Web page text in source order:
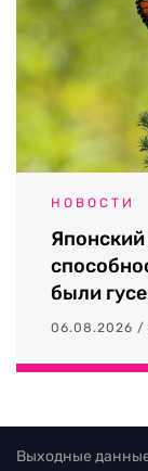
НОВОСТИ
были
06.08.2026 /
Выходные